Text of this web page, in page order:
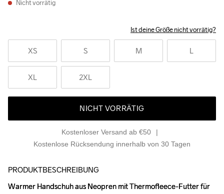
Nicht vorrätig
Ist deine Größe nicht vorrätig?
XS S M L
XL 2XL
NICHT VORRÄTIG
Kostenloser Versand ab €50
Kostenlose Rücksendung innerhalb von 30 Tagen
PRODUKTBESCHREIBUNG
Warmer Handschuh aus Neopren mit Thermofleece-Futter für
Warmer Handschuh aus Neopren mit Thermofleece-Futter für